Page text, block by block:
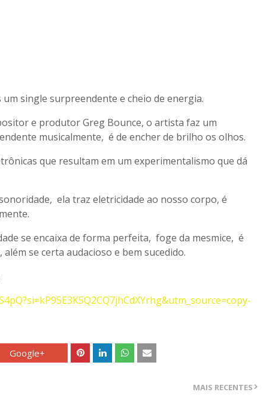
single surpreendente e cheio de energia.
e produtor Greg Bounce, o artista faz um
musicalmente, é de encher de brilho os olhos.
que resultam em um experimentalismo que dá
ela traz eletricidade ao nosso corpo, é
se encaixa de forma perfeita, foge da mesmice, é
se certa audacioso e bem sucedido.
Google+
MAIS RECENTES